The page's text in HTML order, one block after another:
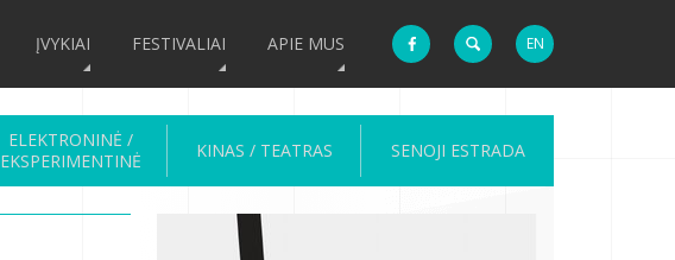
EN
ĮVYKIAI FESTIVALIAI APIE MUS
ELEKTRONINĖ /
EKSPERIMENTINĖ
KINAS / TEATRAS SENOJI ESTRADA